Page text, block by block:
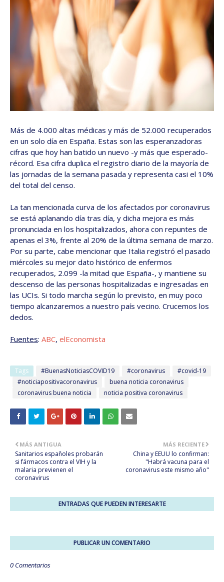
Más de 4.000 altas médicas y más de 52.000 recuperados
en un solo día en España. Estas son las esperanzadoras
cifras que hoy han batido un nuevo -y más que esperado-
récord. Esa cifra duplica el registro diario de la mayoría de
las jornadas de la semana pasada y representa casi el 10%
del total del censo.
La tan mencionada curva de los afectados por coronavirus
se está aplanando día tras día, y dicha mejora es más
pronunciada en los hospitalizados, ahora con repuntes de
apenas el 3%, frente al 20% de la última semana de marzo.
Por su parte, cabe mencionar que Italia registró el pasado
miércoles su mejor dato histórico de enfermos
recuperados, 2.099 -la mitad que España-, y mantiene su
descenso de las personas hospitalizadas e ingresadas en
las UCIs. Si todo marcha según lo previsto, en muy poco
tiempo alcanzaremos a nuestro país vecino. Crucemos los
dedos.
Fuentes: ABC, elEconomista
Tags #BuenasNoticiasCOVID19 #coronavirus
#covid-19
#noticiapositivacoronavirus
buena noticia coronavirus
coronavirus buena noticia
noticia positiva coronavirus
MÁS RECIENTE
China y EEUU lo confirman:
"Habrá vacuna para el
coronavirus este mismo año"
MÁS ANTIGUA
Sanitarios españoles probarán
si fármacos contra el VIH y la
malaria previenen el
coronavirus
ENTRADAS QUE PUEDEN INTERESARTE
PUBLICAR UN COMENTARIO
0 Comentarios